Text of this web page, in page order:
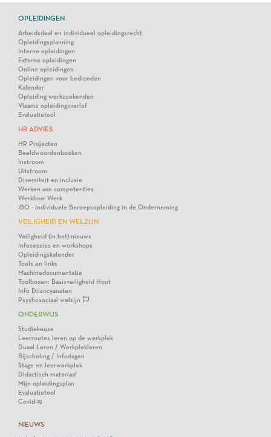
OPLEIDINGEN
Arbeidsdeal en individueel opleidingsrecht
Opleidingsplanning
Interne opleidingen
Externe opleidingen
Online opleidingen
Opleidingen voor bedienden
Kalender
Opleiding werkzoekenden
Vlaams opleidingsverlof
Evaluatietool
HR ADVIES
HR Projecten
Beeldwoordenboeken
Instroom
Uitstroom
Diversiteit en inclusie
Werken aan competenties
Werkbaar Werk
IBO - Individuele Beroepsopleiding in de Onderneming
VEILIGHEID EN WELZIJN
Veiligheid (in het) nieuws
Infosessies en workshops
Opleidingskalender
Tools en links
Machinedocumentatie
Toolboxen: Basisveiligheid Hout
Info Diisocyanaten
Psychosociaal welzijn
ONDERWIJS
Studiekeuze
Leerroutes leren op de werkplek
Duaal Leren / Werkplekleren
Bijscholing / Infodagen
Stage en leerwerkplek
Didactisch materiaal
Mijn opleidingsplan
Evaluatietool
Covid-19
NIEUWS